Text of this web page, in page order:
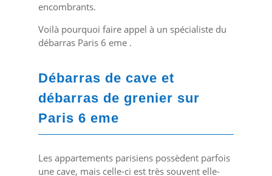
encombrants.
Voilà pourquoi faire appel à un spécialiste du
débarras Paris 6 eme .
Débarras de cave et
débarras de grenier sur
Paris 6 eme
Les appartements parisiens possèdent parfois
une cave, mais celle-ci est très souvent elle-